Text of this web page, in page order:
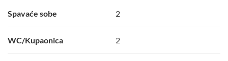
Spavaće sobe 2
WC/Kupaonica 2